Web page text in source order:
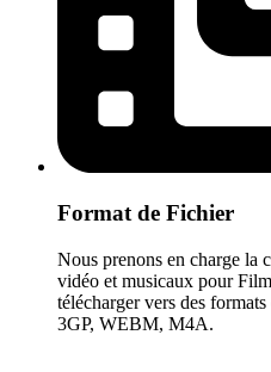
Format de Fichier
Nous prenons en charge la
vidéo et musicaux pour
télécharger vers des
3GP, WEBM, M4A.